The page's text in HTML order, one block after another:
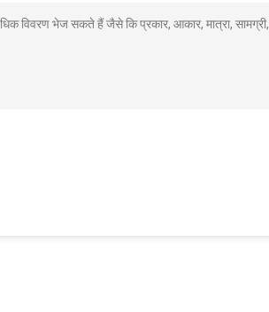
विवरण भेज सकते हैं जैसे कि प्रकार, आकार, मात्रा,